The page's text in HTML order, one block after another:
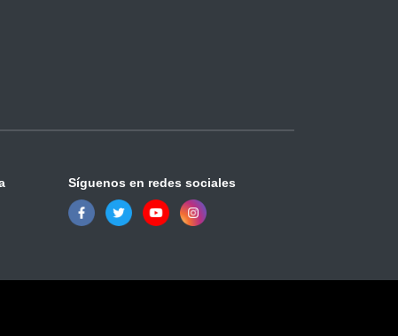
Síguenos en redes sociales